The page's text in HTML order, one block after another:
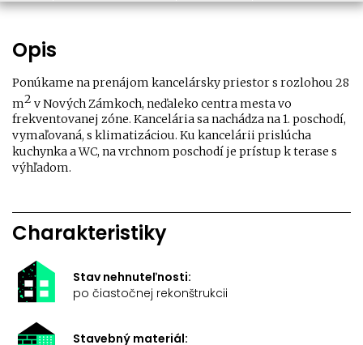
Opis
Ponúkame na prenájom kancelársky priestor s rozlohou 28
m2 v Nových Zámkoch, neďaleko centra mesta vo
frekventovanej zóne. Kancelária sa nachádza na 1. poschodí,
vymaľovaná, s klimatizáciou. Ku kancelárii prislúcha
kuchynka a WC, na vrchnom poschodí je prístup k terase s
výhľadom.
Charakteristiky
Stav nehnuteľnosti:
po čiastočnej rekonštrukcii
Stavebný materiál: